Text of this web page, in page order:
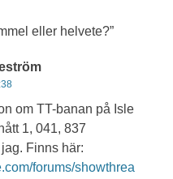
eller helvete?”
om TT-banan på Isle
1, 041, 837
Finns här:
forums/showthrea